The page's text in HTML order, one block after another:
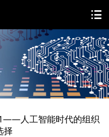
人工智能时代的组织
择